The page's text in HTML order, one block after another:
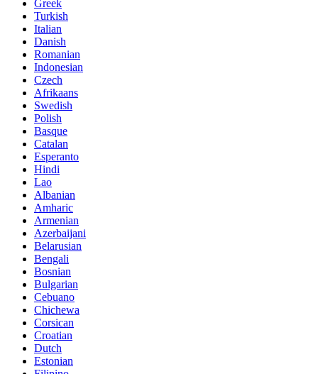
Greek
Turkish
Italian
Danish
Romanian
Indonesian
Czech
Afrikaans
Swedish
Polish
Basque
Catalan
Esperanto
Hindi
Lao
Albanian
Amharic
Armenian
Azerbaijani
Belarusian
Bengali
Bosnian
Bulgarian
Cebuano
Chichewa
Corsican
Croatian
Dutch
Estonian